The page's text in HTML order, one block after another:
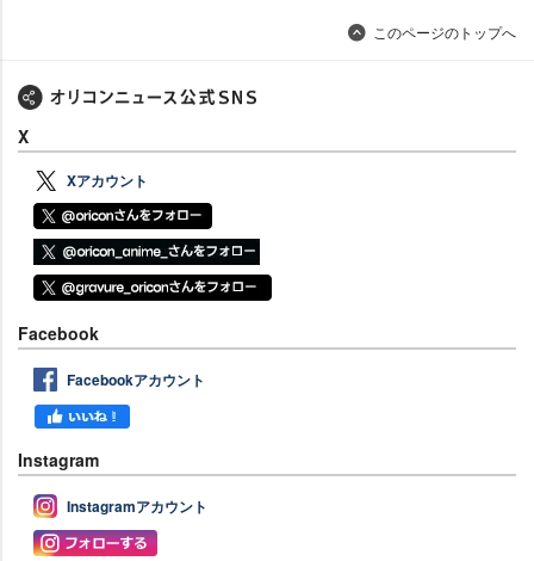
このページのトップへ
X
Xアカウント
Facebook
Facebookアカウント
Instagram
Instagramアカウント